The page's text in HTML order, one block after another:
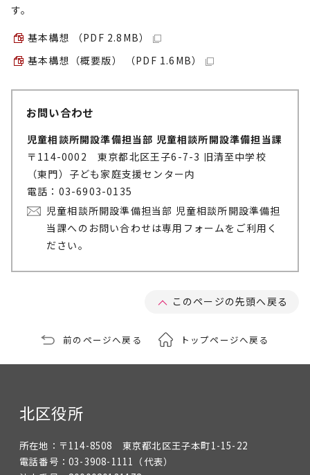
す。
基本構想 （PDF 2.8MB）
基本構想（概要版） （PDF 1.6MB）
お問い合わせ
児童相談所開設準備担当部 児童相談所開設準備担当課
〒114-0002 東京都北区王子6-7-3 旧清至中学校
（東門）子ども家庭支援センター内
電話：03-6903-0135
児童相談所開設準備担当部 児童相談所開設準備担
当課へのお問い合わせは専用フォームをご利用く
ださい。
このページの先頭へ戻る
前のページへ戻る トップページへ戻る
北区役所
所在地： 〒114-8508 東京都北区王子本町1-15-22
電話番号： 03-3908-1111 （代表）